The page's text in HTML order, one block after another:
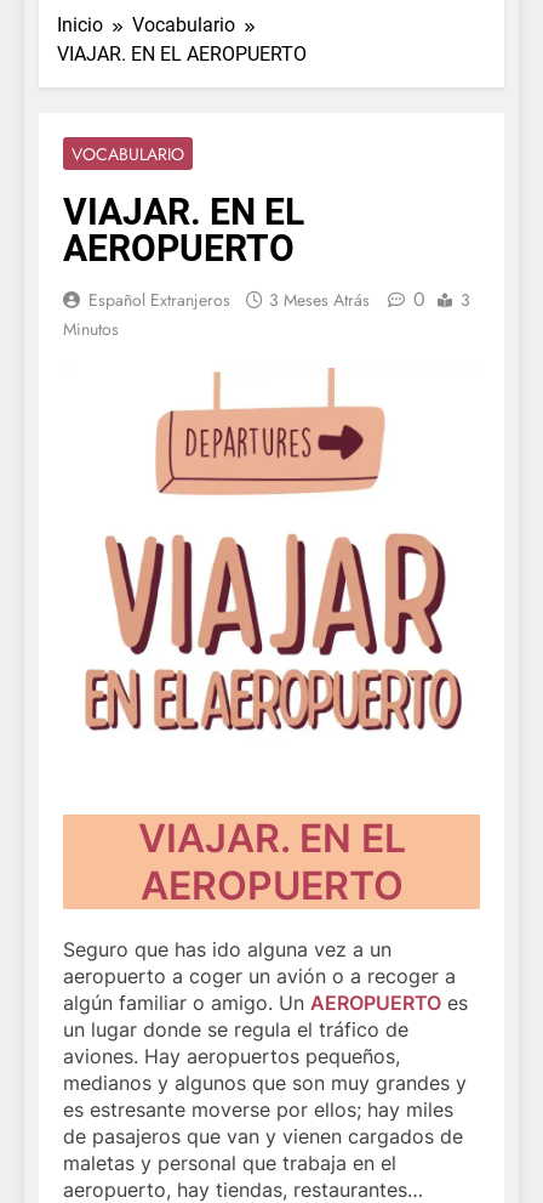
Inicio
Vocabulario
VIAJAR. EN EL AEROPUERTO
VOCABULARIO
VIAJAR. EN EL
AEROPUERTO
Español Extranjeros 3 Meses Atrás 0
3
Minutos
VIAJAR. EN EL
AEROPUERTO
Seguro que has ido alguna vez a un
aeropuerto a coger un avión o a recoger a
algún familiar o amigo. Un AEROPUERTO es
un lugar donde se regula el tráfico de
aviones. Hay aeropuertos pequeños,
medianos y algunos que son muy grandes y
es estresante moverse por ellos; hay miles
de pasajeros que van y vienen cargados de
maletas y personal que trabaja en el
aeropuerto, hay tiendas, restaurantes…